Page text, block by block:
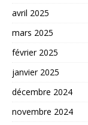
avril 2025
mars 2025
février 2025
janvier 2025
décembre 2024
novembre 2024